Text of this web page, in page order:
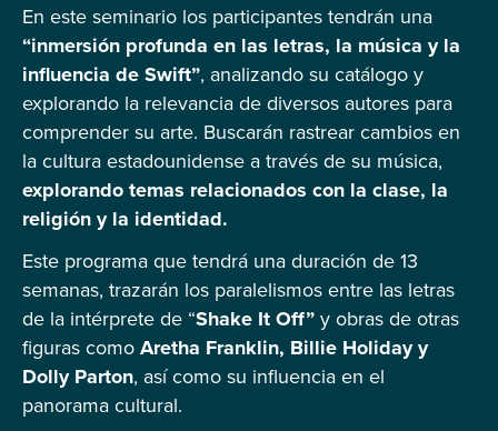
En este seminario los participantes tendrán una
“inmersión profunda en las letras, la música y la
influencia de Swift”, analizando su catálogo y
explorando la relevancia de diversos autores para
comprender su arte. Buscarán rastrear cambios en
la cultura estadounidense a través de su música,
explorando temas relacionados con la clase, la
religión y la identidad.
Este programa que tendrá una duración de 13
semanas, trazarán los paralelismos entre las letras
de la intérprete de “Shake It Off”y obras de otras
figuras comoAretha Franklin, Billie Holiday y
Dolly Parton, así como su influencia en el
panorama cultural.